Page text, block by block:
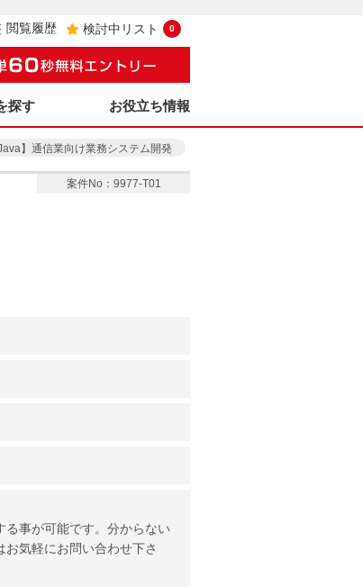
閲覧履歴 検討中リスト 0
探す お役立ち情報
】通信業向け業務システム開発
案件No：9977-T01
事が可能です。分からない
気軽にお問い合わせ下さ